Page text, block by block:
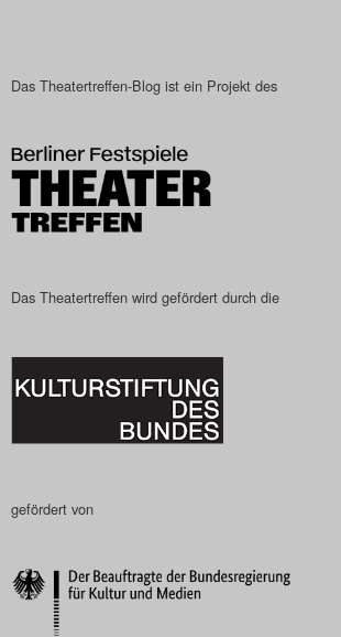
Impressum
Search
Das Theatertreffen-Blog ist ein Projekt des
Das Theatertreffen wird gefördert durch die
gefördert von